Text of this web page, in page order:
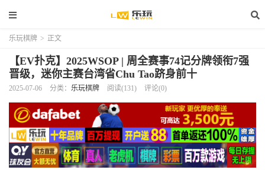
乐玩棋牌 > 正文
【EV扑克】2025WSOP | 周全赛事74记分牌领衔7强
晋级，迷你主赛台湾省Chu Tao跻身前十
2025-07-06 分类： 乐玩棋牌 阅读(131) 评论(0)